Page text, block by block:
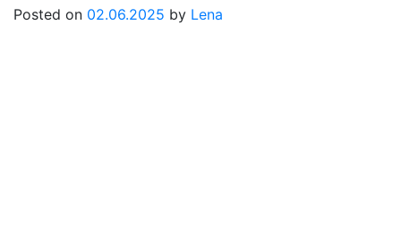
Posted on 02.06.2025 by Lena